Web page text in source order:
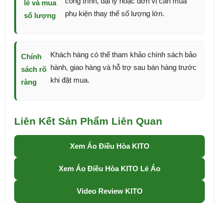
lẻ và mua
số lượng
phụ kiện thay thế số lượng lớn.
Chính
sách rõ
ràng
Khách hàng có thể tham khảo chính sách bảo
hành, giao hàng và hỗ trợ sau bán hàng trước
khi đặt mua.
Liên Kết Sản Phẩm Liên Quan
Xem Áo Điều Hòa KITO
Xem Áo Điều Hòa KITO Lẻ Áo
Video Review KITO